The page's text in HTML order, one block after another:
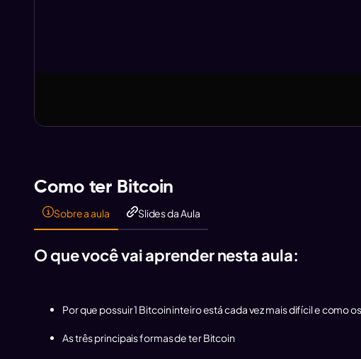
Como ter Bitcoin
Sobre a aula Slides da Aula
O que você vai aprender nesta aula:
Por que possuir 1 Bitcoin inteiro está cada vez mais difícil e como
As três principais formas de ter Bitcoin